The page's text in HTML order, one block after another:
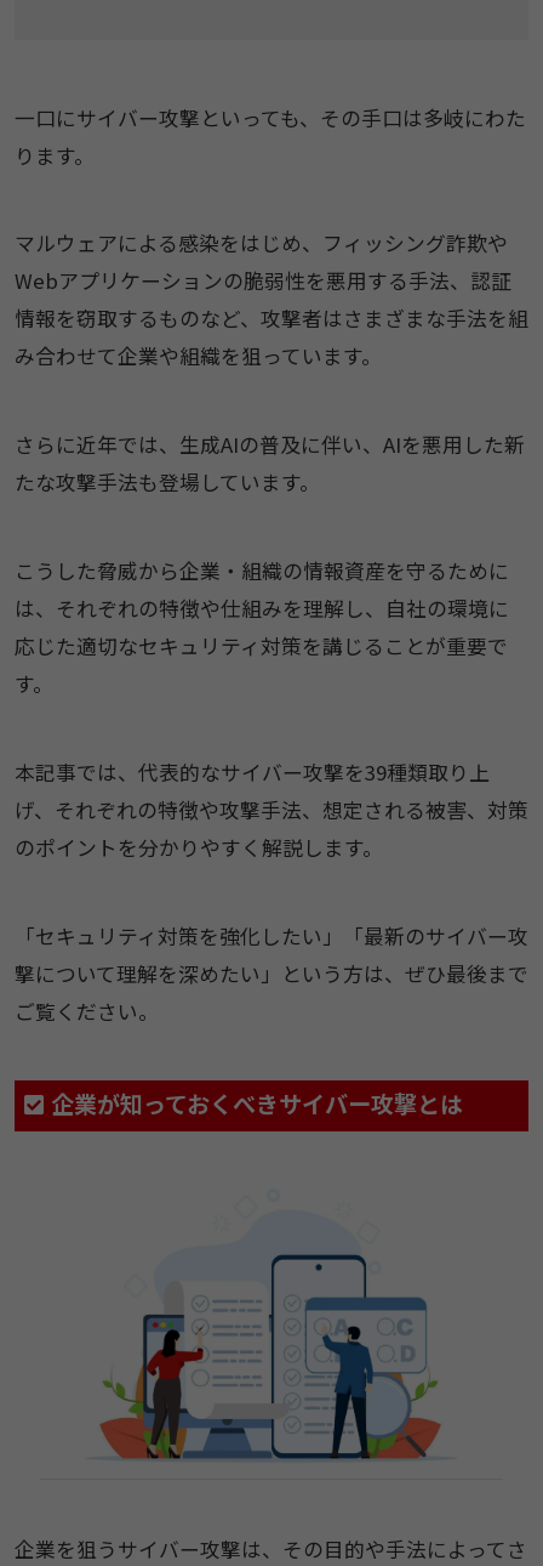
一口にサイバー攻撃といっても、その手口は多岐にわた
ります。
マルウェアによる感染をはじめ、フィッシング詐欺や
Webアプリケーションの脆弱性を悪用する手法、認証
情報を窃取するものなど、攻撃者はさまざまな手法を組
み合わせて企業や組織を狙っています。
さらに近年では、生成AIの普及に伴い、AIを悪用した新
たな攻撃手法も登場しています。
こうした脅威から企業・組織の情報資産を守るために
は、それぞれの特徴や仕組みを理解し、自社の環境に
応じた適切なセキュリティ対策を講じることが重要で
す。
本記事では、代表的なサイバー攻撃を39種類取り上
げ、それぞれの特徴や攻撃手法、想定される被害、対策
のポイントを分かりやすく解説します。
「セキュリティ対策を強化したい」「最新のサイバー攻
撃について理解を深めたい」という方は、ぜひ最後まで
ご覧ください。
企業が知っておくべきサイバー攻撃とは
企業を狙うサイバー攻撃は、その目的や手法によってさ